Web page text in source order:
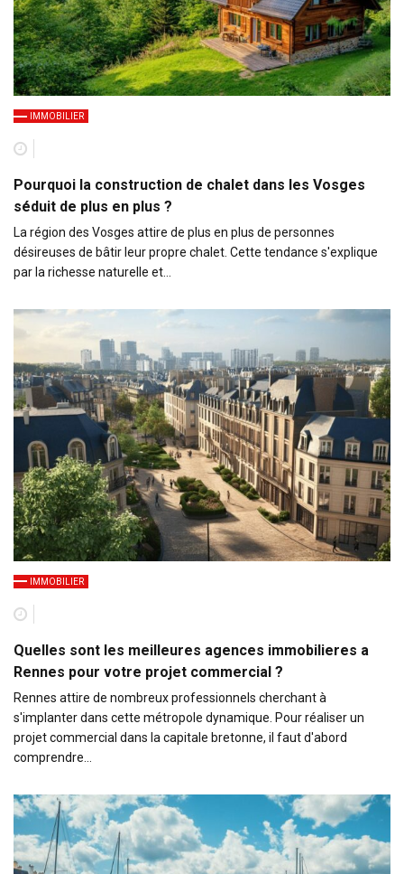
IMMOBILIER
Pourquoi la construction de chalet dans les Vosges
séduit de plus en plus ?
La région des Vosges attire de plus en plus de personnes
désireuses de bâtir leur propre chalet. Cette tendance s'explique
par la richesse naturelle et…
IMMOBILIER
Quelles sont les meilleures agences immobilieres a
Rennes pour votre projet commercial ?
Rennes attire de nombreux professionnels cherchant à
s'implanter dans cette métropole dynamique. Pour réaliser un
projet commercial dans la capitale bretonne, il faut d'abord
comprendre…